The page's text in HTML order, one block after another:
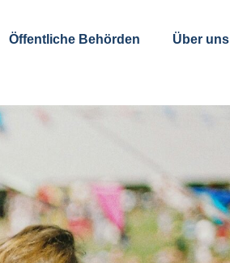
Öffentliche Behörden Über uns